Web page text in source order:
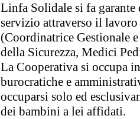
Linfa Solidale si fa
servizio attraverso il
(Coordinatrice Gestionale
della Sicurezza, Medici
La Cooperativa si occupa
burocratiche e
occuparsi solo ed
dei bambini a lei affidati.